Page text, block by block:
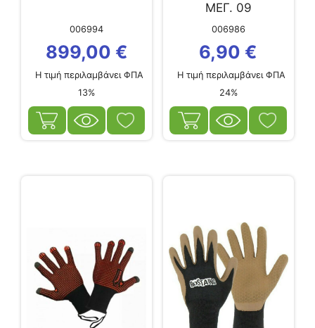
006994
899,00 €
Η τιμή περιλαμβάνει ΦΠΑ
13%
ΜΕΓ. 09
006986
6,90 €
Η τιμή περιλαμβάνει ΦΠΑ
24%